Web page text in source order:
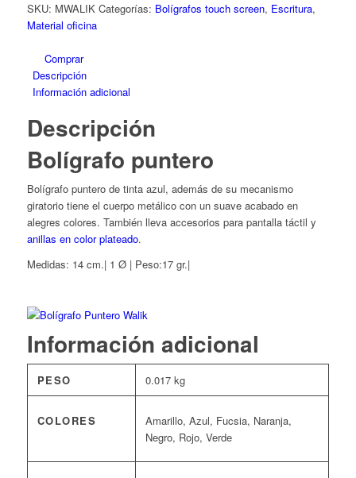
SKU: MWALIK Categorías: Bolígrafos touch screen, Escritura,
Material oficina
Comprar
Descripción
Información adicional
Descripción
Bolígrafo puntero
Bolígrafo puntero de tinta azul, además de su mecanismo
giratorio tiene el cuerpo metálico con un suave acabado en
alegres colores. También lleva accesorios para pantalla táctil y
anillas en color plateado.
Medidas: 14 cm.| 1 Ø | Peso:17 gr.|
Información adicional
PESO 0.017 kg
COLORES
Amarillo, Azul, Fucsia, Naranja,
Negro, Rojo, Verde